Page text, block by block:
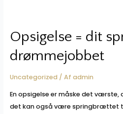
Opsigelse = dit
drømmejobbet
Uncategorized / Af admin
En opsigelse er måske det værste,
det kan også være springbrættet